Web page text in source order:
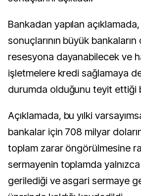
Bankadan yapılan
sonuçlarının büyük
resesyona dayanabilecek ve
işletmelere kredi sağlamaya
durumda olduğunu teyit ettiği
Açıklamada, bu yılki
bankalar için 708 milyar
toplam zarar öngörülmesine
sermayenin toplamda
gerilediği ve asgari sermaye